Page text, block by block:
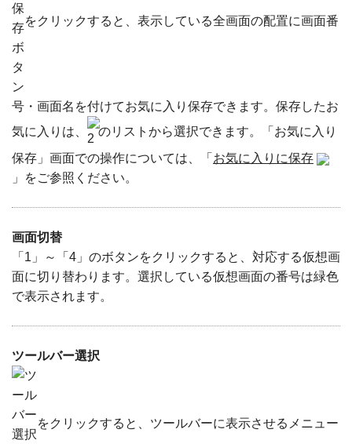
をクリックすると、表示している全画面の配置に画面番
号・画面名を付けてお気に入り保存できます。保存したお
気に入りは、
のリストから選択できます。「お気に入り
保存」画面での操作については、「 お気に入りに保存
」をご参照ください。
画面切替
「1」～「4」のボタンをクリックすると、対応する仮想画
面に切り替わります。選択している仮想画面の番号は緑色
で表示されます。
ツールバー選択
をクリックすると、ツールバーに表示させるメニュー